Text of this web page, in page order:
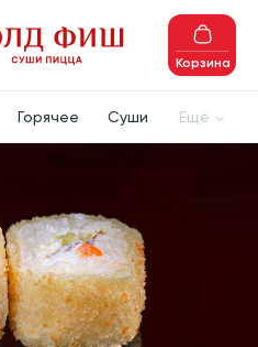
Корзина
Горячее Суши Ещё